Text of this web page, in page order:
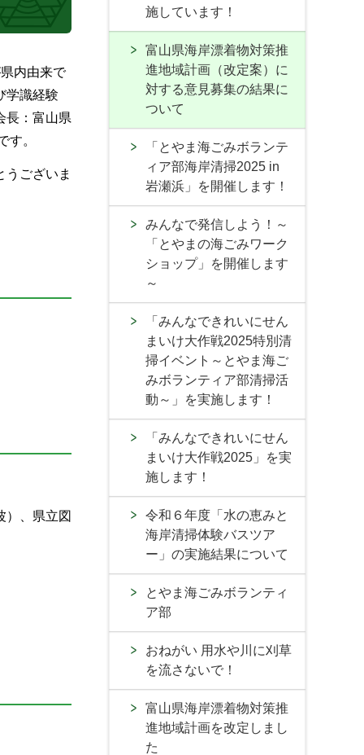
内由来で
学識経験
長：富山県
す。
ございま
）、県立図
施しています！
富山県海岸漂着物対策推
進地域計画（改定案）に
対する意見募集の結果に
ついて
「とやま海ごみボランテ
ィア部海岸清掃2025 in
岩瀬浜」を開催します！
みんなで発信しよう！～
「とやまの海ごみワーク
ショップ」を開催します
～
「みんなできれいにせん
まいけ大作戦2025特別清
掃イベント～とやま海ご
みボランティア部清掃活
動～」を実施します！
「みんなできれいにせん
まいけ大作戦2025」を実
施します！
令和６年度「水の恵みと
海岸清掃体験バスツア
ー」の実施結果について
とやま海ごみボランティ
ア部
おねがい 用水や川に刈草
を流さないで！
富山県海岸漂着物対策推
進地域計画を改定しまし
た